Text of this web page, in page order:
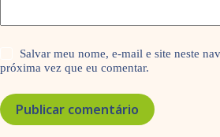
Salvar meu nome, e-mail e site neste
próxima vez que eu comentar.
Publicar comentário